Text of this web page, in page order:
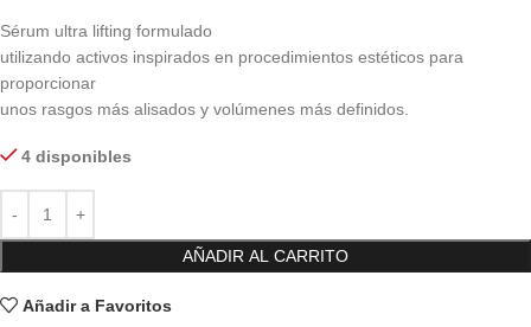
Sérum ultra lifting formulado
utilizando activos inspirados en procedimientos estéticos para
proporcionar
unos rasgos más alisados y volúmenes más definidos.
4 disponibles
AÑADIR AL CARRITO
Añadir a Favoritos